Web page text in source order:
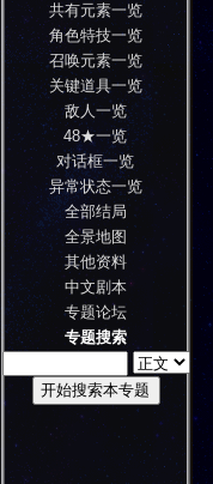
共有元素一览
角色特技一览
召唤元素一览
关键道具一览
敌人一览
48★一览
对话框一览
异常状态一览
全部结局
全景地图
其他资料
中文剧本
专题论坛
专题搜索